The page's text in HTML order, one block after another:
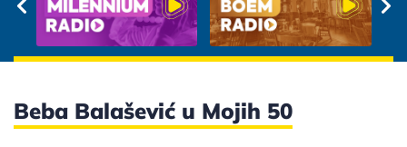
Beba Balašević u Mojih 50